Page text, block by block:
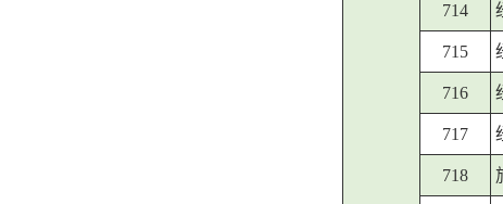
714
715
716
717
718